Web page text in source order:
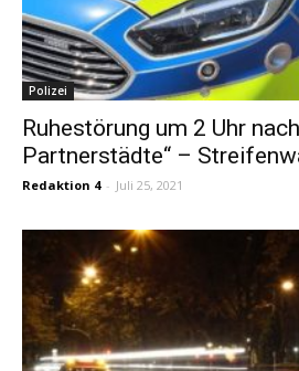
Polizei
Ruhestörung um 2 Uhr
Partnerstädte“ –
Redaktion 4 - Juli 25, 2021